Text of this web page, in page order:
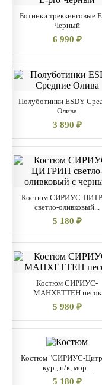
Ботинки треккинговые
Черный
6 990 ₽
Полуботинки ESDY
Олива
3 890 ₽
Костюм СИРИУС-
светло-оливковый...
5 180 ₽
Костюм СИРИУС-
МАНХЕТТЕН песок
5 980 ₽
Костюм "СИРИУС-
кур., п/к, мор...
5 180 ₽